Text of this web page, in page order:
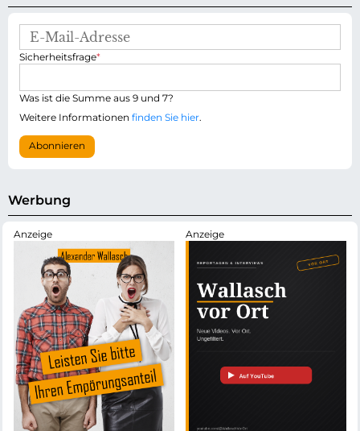
M
l
-
d
r
s
e
P
i
h
t
f
d
Sicherheitsfrage*
Was ist die Summe aus 9 und 7?
Weitere Informationen finden Sie hier.
Abonnieren
Werbung